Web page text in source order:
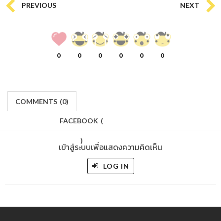
PREVIOUS NEXT
0 0 0 0 0 0
COMMENTS (0)
FACEBOOK (
)
เข้าสู่ระบบเพื่อแสดงความคิดเห็น
LOG IN